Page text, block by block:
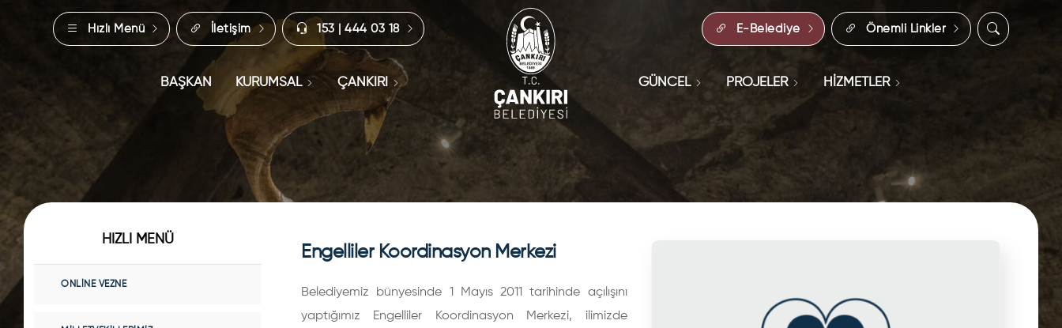
Hızlı Menü İletişim 153 | 444 03 18 E-Belediye Önemli Linkler
BAŞKAN KURUMSAL ÇANKIRI GÜNCEL PROJELER HİZMETLER
Engelliler Koordinasyon Merkezi
Belediyemiz bünyesinde 1 Mayıs 2011 tarihinde açılışını
yaptığımız Engelliler Koordinasyon Merkezi, ilimizde
HIZLI MENÜ
ONLINE VEZNE